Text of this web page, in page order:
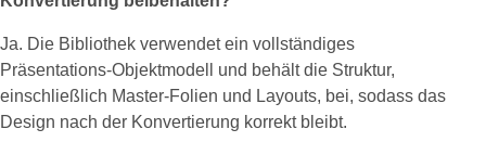
Ja. Die Bibliothek verwendet ein vollständiges
Präsentations‑Objektmodell und behält die Struktur,
einschließlich Master‑Folien und Layouts, bei, sodass das
Design nach der Konvertierung korrekt bleibt.